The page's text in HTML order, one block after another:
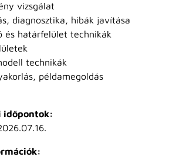
vizsgálat
diagnosztika, hibák javítása
és határfelület technikák
technikák
példamegoldás
időpontok: